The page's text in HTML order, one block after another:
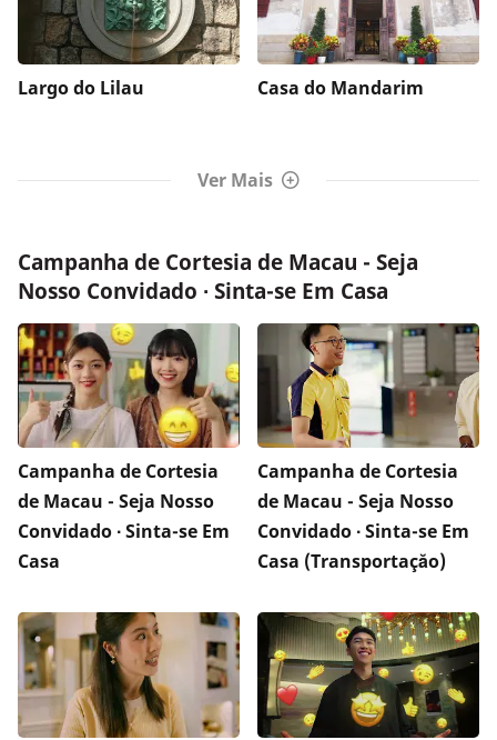
Largo do Lilau Casa do Mandarim
Ver Mais
Campanha de Cortesia de Macau - Seja
Nosso Convidado ∙ Sinta-se Em Casa
Campanha de Cortesia
de Macau - Seja Nosso
Convidado ∙ Sinta-se Em
Casa
Campanha de Cortesia
de Macau - Seja Nosso
Convidado ∙ Sinta-se Em
Casa (Transportaçăo)